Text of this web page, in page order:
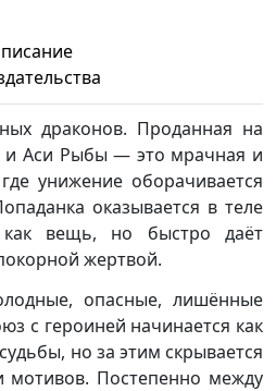
драконов. Проданная на
и Аси Рыбы — это мрачная и
унижение оборачивается
оказывается в теле
как вещь, но быстро даёт
жертвой.
опасные, лишённые
с героиней начинается как
но за этим скрывается
мотивов. Постепенно между